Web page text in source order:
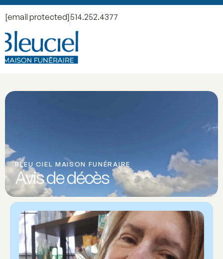
[email protected] 514.252.4377
BLEU CIEL MAISON FUNÉRAIRE
Avis de décès